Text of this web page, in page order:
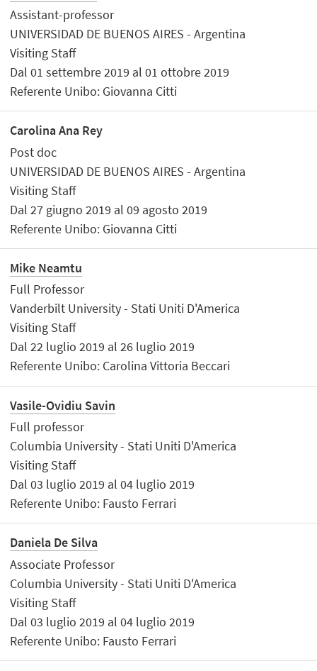
Assistant-professor
UNIVERSIDAD DE BUENOS AIRES - Argentina
Visiting Staff
Dal 01 settembre 2019 al 01 ottobre 2019
Referente Unibo: Giovanna Citti
Carolina Ana Rey
Post doc
UNIVERSIDAD DE BUENOS AIRES - Argentina
Visiting Staff
Dal 27 giugno 2019 al 09 agosto 2019
Referente Unibo: Giovanna Citti
Mike Neamtu
Full Professor
Vanderbilt University - Stati Uniti D'America
Visiting Staff
Dal 22 luglio 2019 al 26 luglio 2019
Referente Unibo: Carolina Vittoria Beccari
Vasile-Ovidiu Savin
Full professor
Columbia University - Stati Uniti D'America
Visiting Staff
Dal 03 luglio 2019 al 04 luglio 2019
Referente Unibo: Fausto Ferrari
Daniela De Silva
Associate Professor
Columbia University - Stati Uniti D'America
Visiting Staff
Dal 03 luglio 2019 al 04 luglio 2019
Referente Unibo: Fausto Ferrari